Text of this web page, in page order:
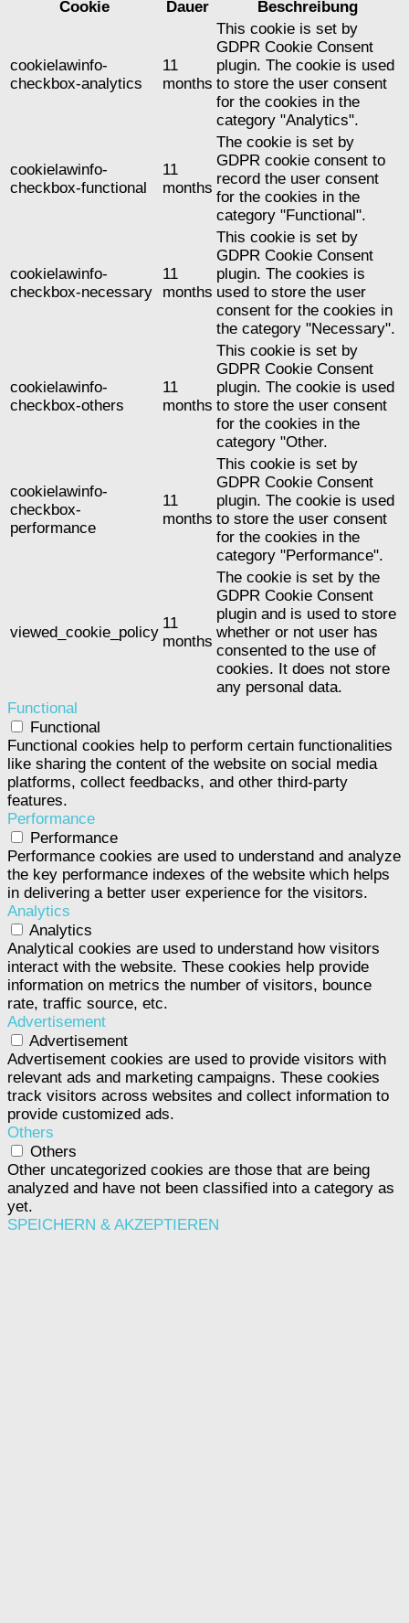
Cookie Dauer Beschreibung
cookielawinfo-
checkbox-analytics
11
months
This cookie is set by
GDPR Cookie Consent
plugin. The cookie is used
to store the user consent
for the cookies in the
category "Analytics".
cookielawinfo-
checkbox-functional
11
months
The cookie is set by
GDPR cookie consent to
record the user consent
for the cookies in the
category "Functional".
cookielawinfo-
checkbox-necessary
11
months
This cookie is set by
GDPR Cookie Consent
plugin. The cookies is
used to store the user
consent for the cookies in
the category "Necessary".
cookielawinfo-
checkbox-others
11
months
This cookie is set by
GDPR Cookie Consent
plugin. The cookie is used
to store the user consent
for the cookies in the
category "Other.
cookielawinfo-
checkbox-
performance
11
months
This cookie is set by
GDPR Cookie Consent
plugin. The cookie is used
to store the user consent
for the cookies in the
category "Performance".
viewed_cookie_policy
11
months
The cookie is set by the
GDPR Cookie Consent
plugin and is used to store
whether or not user has
consented to the use of
cookies. It does not store
any personal data.
Functional
Functional
Functional cookies help to perform certain functionalities
like sharing the content of the website on social media
platforms, collect feedbacks, and other third-party
features.
Performance
Performance
Performance cookies are used to understand and analyze
the key performance indexes of the website which helps
in delivering a better user experience for the visitors.
Analytics
Analytics
Analytical cookies are used to understand how visitors
interact with the website. These cookies help provide
information on metrics the number of visitors, bounce
rate, traffic source, etc.
Advertisement
Advertisement
Advertisement cookies are used to provide visitors with
relevant ads and marketing campaigns. These cookies
track visitors across websites and collect information to
provide customized ads.
Others
Others
Other uncategorized cookies are those that are being
analyzed and have not been classified into a category as
yet.
SPEICHERN & AKZEPTIEREN